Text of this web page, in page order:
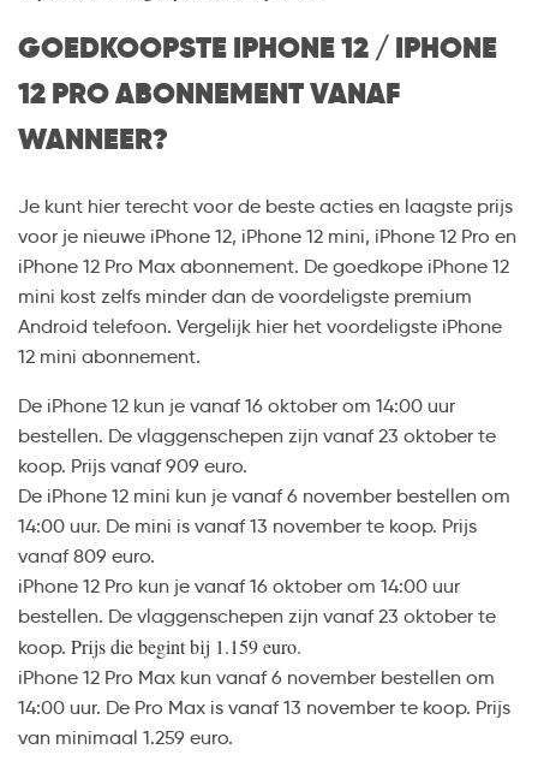
GOEDKOOPSTE IPHONE 12 / IPHONE
12 PRO ABONNEMENT VANAF
WANNEER?
Je kunt hier terecht voor de beste acties en laagste prijs
voor je nieuwe iPhone 12, iPhone 12 mini, iPhone 12 Pro en
iPhone 12 Pro Max abonnement. De goedkope iPhone 12
mini kost zelfs minder dan de voordeligste premium
Android telefoon. Vergelijk hier het voordeligste iPhone
12 mini abonnement.
De iPhone 12 kun je vanaf 16 oktober om 14:00 uur
bestellen. De vlaggenschepen zijn vanaf 23 oktober te
koop. Prijs vanaf 909 euro.
De iPhone 12 mini kun je vanaf 6 november bestellen om
14:00 uur. De mini is vanaf 13 november te koop. Prijs
vanaf 809 euro.
iPhone 12 Pro kun je vanaf 16 oktober om 14:00 uur
bestellen. De vlaggenschepen zijn vanaf 23 oktober te
koop. Prijs die begint bij 1.159 euro.
iPhone 12 Pro Max kun vanaf 6 november bestellen om
14:00 uur. De Pro Max is vanaf 13 november te koop. Prijs
van minimaal 1.259 euro.